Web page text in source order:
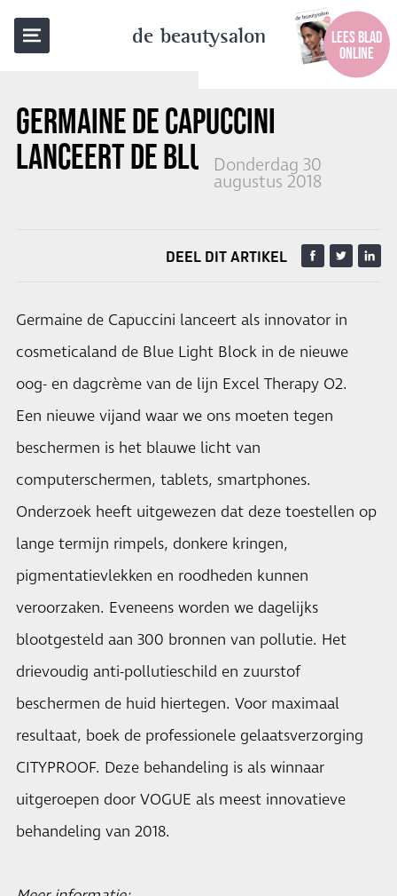
de beautysalon
LEES BLAD
ONLINE
GERMAINE DE CAPUCCINI
LANCEERT DEBLUE LIGHT BLOCK
Donderdag 30
augustus 2018
TERUG NAAR OVERZICHT
DEEL DIT ARTIKEL
Germaine de Capuccini lanceert als innovator in
cosmeticaland de Blue Light Block in de nieuwe
oog- en dagcrème van de lijn Excel Therapy O2.
Een nieuwe vijand waar we ons moeten tegen
beschermen is het blauwe licht van
computerschermen, tablets, smartphones.
Onderzoek heeft uitgewezen dat deze toestellen op
lange termijn rimpels, donkere kringen,
pigmentatievlekken en roodheden kunnen
veroorzaken. Eveneens worden we dagelijks
blootgesteld aan 300 bronnen van pollutie. Het
drievoudig anti-pollutieschild en zuurstof
beschermen de huid hiertegen. Voor maximaal
resultaat, boek de professionele gelaatsverzorging
CITYPROOF. Deze behandeling is als winnaar
uitgeroepen door VOGUE als meest innovatieve
behandeling van 2018.